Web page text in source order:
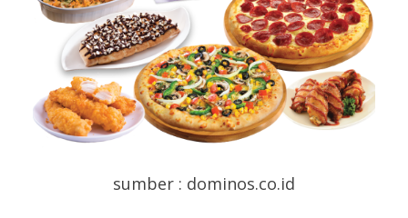
sumber : dominos.co.id